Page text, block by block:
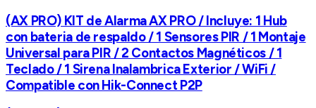
(AX PRO) KIT de Alarma AX PRO / Incluye: 1 Hub
con bateria de respaldo / 1 Sensores PIR / 1 Montaje
Universal para PIR / 2 Contactos Magnéticos / 1
Teclado / 1 Sirena Inalambrica Exterior / WiFi /
Compatible con Hik-Connect P2P